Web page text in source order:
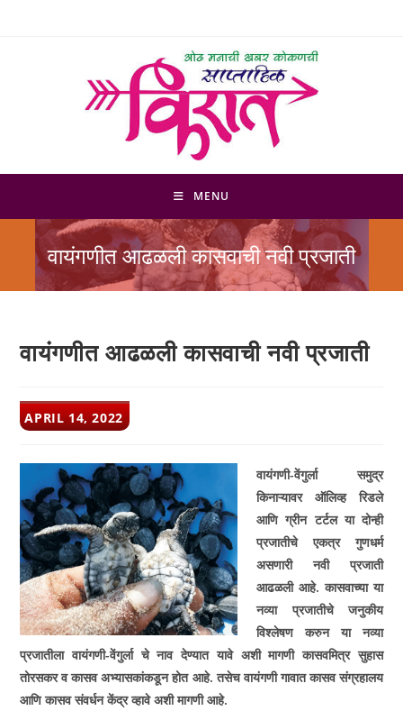
MENU
वायंगणीत आढळली कासवाची नवी प्रजाती
वायंगणीत आढळली कासवाची नवी प्रजाती
POST
PUBLISHED:
APRIL 14, 2022
वायंगणी-वेंगुर्ला समुद्र
किनाऱ्यावर ऑलिव्ह रिडले
आणि ग्रीन टर्टल या दोन्ही
प्रजातीचे एकत्र गुणधर्म
असणारी नवी प्रजाती
आढळली आहे. कासवाच्या या
नव्या प्रजातीचे जनुकीय
विश्‍लेषण करुन या नव्या
प्रजातीला वायंगणी-वेंगुर्ला चे नाव देण्यात यावे अशी मागणी कासवमित्र सुहास
तोरसकर व कासव अभ्यासकांकडून होत आहे. तसेच वायंगणी गावात कासव संग्रहालय
आणि कासव संवर्धन केंद्र व्हावे अशी मागणी आहे.